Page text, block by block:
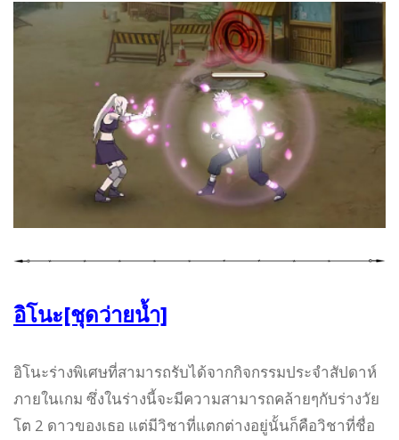
อิโนะ[ชุดว่ายน้ำ]
อิโนะร่างพิเศษที่สามารถรับได้จากกิจกรรมประจำสัปดาห์
ภายในเกม ซึ่งในร่างนี้จะมีความสามารถคล้ายๆกับร่างวัย
โต 2 ดาวของเธอ แต่มีวิชาที่แตกต่างอยู่นั้นก็คือวิชาที่ชื่อ